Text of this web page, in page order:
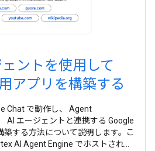
ントを使用して
アプリを構築する
Chat で動作し、 Agent
AI エージェントと連携する Google
築する方法について説明します。こ
AI Agent Engine でホストされて